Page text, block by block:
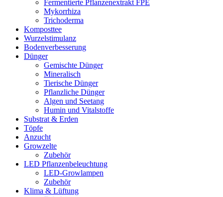
Fermentierte Pflanzenextrakt FPE
Mykorrhiza
Trichoderma
Komposttee
Wurzelstimulanz
Bodenverbesserung
Dünger
Gemischte Dünger
Mineralisch
Tierische Dünger
Pflanzliche Dünger
Algen und Seetang
Humin und Vitalstoffe
Substrat & Erden
Töpfe
Anzucht
Growzelte
Zubehör
LED Pflanzenbeleuchtung
LED-Growlampen
Zubehör
Klima & Lüftung